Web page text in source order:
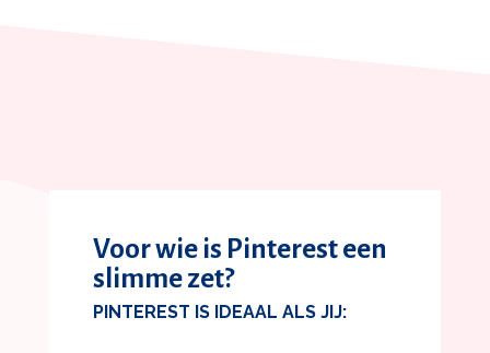
Voor wie is Pinterest een
slimme zet?
PINTEREST IS IDEAAL ALS JIJ: